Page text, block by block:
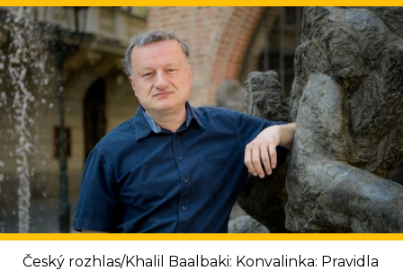
Český rozhlas/Khalil Baalbaki: Konvalinka: Pravidla